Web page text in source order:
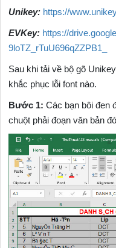
Unikey: https://
EVKey: https://
9loTZ_rTuU696qZZPB1_
Sau khi tải về bộ gõ
khắc phục lỗi font nào.
Bước 1: Các bạn bôi đen
chuột phải đoạn văn bản